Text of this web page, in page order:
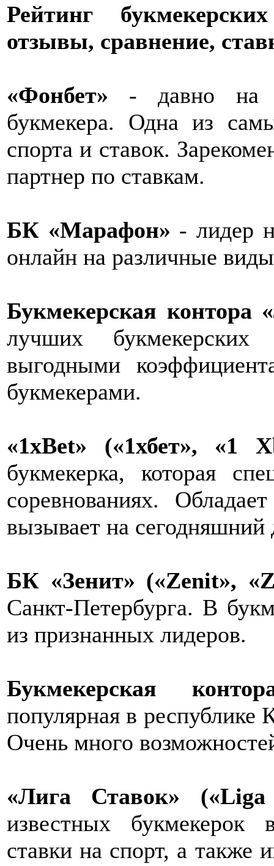
Рейтинг
отзывы, сравнение,
«Фонбет» - давно на
букмекера. Одна из
спорта и ставок.
партнер по ставкам.
БК «Марафон» - лидер
онлайн на различные
Букмекерская контора
лучших букмекерских
выгодными
букмекерами.
«1xBet» («1хбет», «1
букмекерка, которая
соревнованиях.
вызывает на сегодняшний
БК «Зенит» («Zenit»,
Санкт-Петербурга. В
из признанных лидеров.
Букмекерская
популярная в республике
Очень много
«Лига Ставок» («Liga
известных букмекерок
ставки на спорт, а также